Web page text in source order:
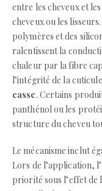
entre les cheveux et
cheveux ou les
polymères et des
ralentissent la
chaleur par la fibre
l’intégrité de la
casse. Certains
panthénol ou les
structure du cheveu
Le mécanisme inclut
Lors de l’application,
priorité sous l’effet de